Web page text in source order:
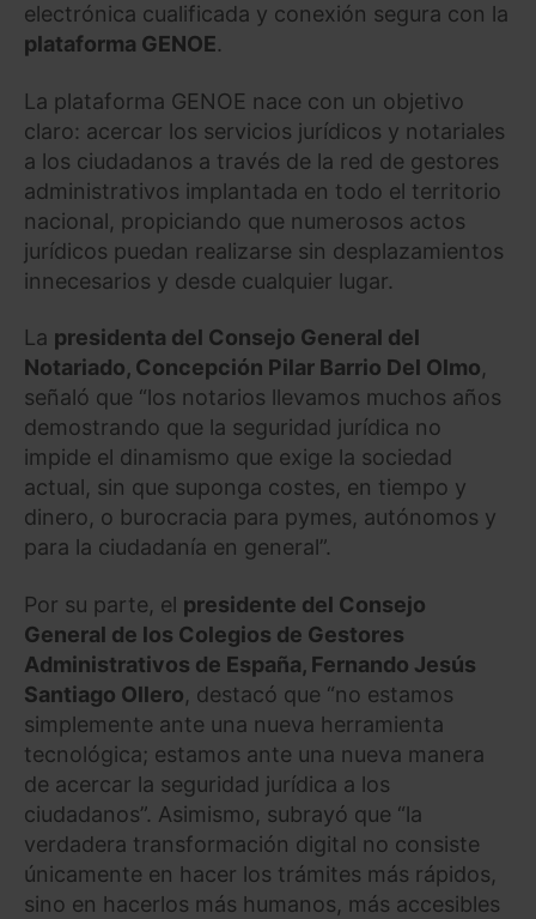
electrónica cualificada y conexión segura con la
plataforma GENOE.
La plataforma GENOE nace con un objetivo
claro: acercar los servicios jurídicos y notariales
a los ciudadanos a través de la red de gestores
administrativos implantada en todo el territorio
nacional, propiciando que numerosos actos
jurídicos puedan realizarse sin desplazamientos
innecesarios y desde cualquier lugar.
La presidenta del Consejo General del
Notariado, Concepción Pilar Barrio Del Olmo,
señaló que “los notarios llevamos muchos años
demostrando que la seguridad jurídica no
impide el dinamismo que exige la sociedad
actual, sin que suponga costes, en tiempo y
dinero, o burocracia para pymes, autónomos y
para la ciudadanía en general”.
Por su parte, el presidente del Consejo
General de los Colegios de Gestores
Administrativos de España, Fernando Jesús
Santiago Ollero, destacó que “no estamos
simplemente ante una nueva herramienta
tecnológica; estamos ante una nueva manera
de acercar la seguridad jurídica a los
ciudadanos”. Asimismo, subrayó que “la
verdadera transformación digital no consiste
únicamente en hacer los trámites más rápidos,
sino en hacerlos más humanos, más accesibles